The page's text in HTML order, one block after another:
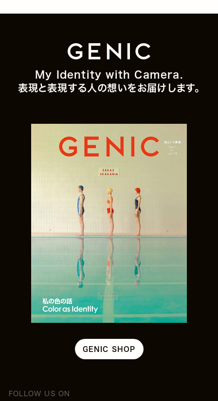
My Identity with Camera.
表現と表現する人の想いをお届けします。
GENIC SHOP
FOLLOW US ON